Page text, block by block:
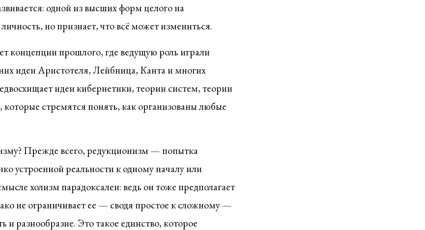
одной из высших форм целого на
но признает, что всё может измениться.
концепции прошлого, где ведущую роль играли
идеи Аристотеля, Лейбница, Канта и многих
идеи кибернетики, теории систем, теории
стремятся понять, как организованы любые
Прежде всего, редукционизм — попытка
устроенной реальности к одному началу или
холизм парадоксален: ведь он тоже предполагает
не ограничивает ее — сводя простое к сложному —
и разнообразие. Это такое единство, которое